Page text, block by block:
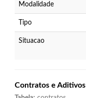
Modalidade
Tipo
Situacao
Contratos e Aditivos